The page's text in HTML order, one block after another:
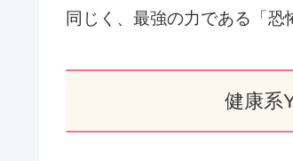
同じく、最強の力である「恐
健康系